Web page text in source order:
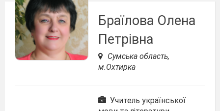
Браїлова Олена
Петрівна
Сумська область,
м.Охтирка
Учитель української